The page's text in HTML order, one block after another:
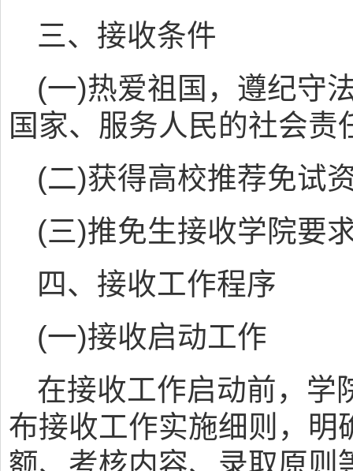
三、接收条件
(一)热爱祖国，遵纪守
国家、服务人民的社会责
(二)获得高校推荐免试
(三)推免生接收学院要
四、接收工作程序
(一)接收启动工作
在接收工作启动前，学
布接收工作实施细则，明
额、考核内容、录取原则